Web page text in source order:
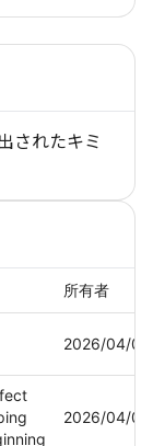
されたキミ
所有者
2026/04/02
2026/04/02